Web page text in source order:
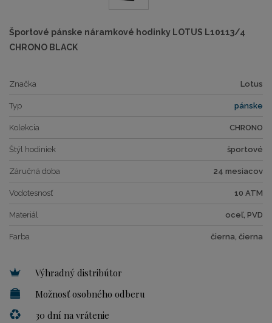
Športové pánske náramkové hodinky LOTUS L10113/4
CHRONO BLACK
Značka Lotus
Typ pánske
Kolekcia CHRONO
Štýl hodiniek športové
Záručná doba 24 mesiacov
Vodotesnosť 10 ATM
Materiál oceľ, PVD
Farba čierna, čierna
Výhradný distribútor
Možnosť osobného odberu
30 dní na vrátenie